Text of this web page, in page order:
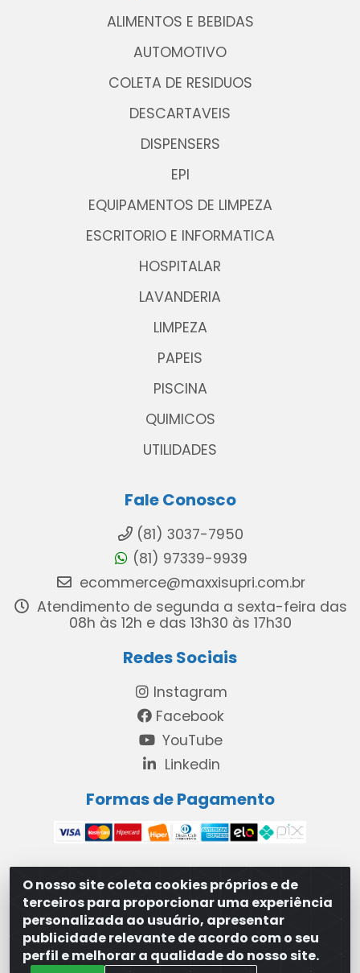
O nosso site coleta cookies próprios e de
terceiros para proporcionar uma experiência
personalizada ao usuário, apresentar
publicidade relevante de acordo com o seu
perfil e melhorar a qualidade do nosso site.
ALIMENTOS E BEBIDAS
AUTOMOTIVO
COLETA DE RESIDUOS
DESCARTAVEIS
DISPENSERS
EPI
EQUIPAMENTOS DE LIMPEZA
ESCRITORIO E INFORMATICA
HOSPITALAR
LAVANDERIA
LIMPEZA
PAPEIS
PISCINA
QUIMICOS
UTILIDADES
Fale Conosco
(81) 3037-7950
(81) 97339-9939
ecommerce@maxxisupri.com.br
Atendimento de segunda a sexta-feira das
08h às 12h e das 13h30 às 17h30
Redes Sociais
Instagram
Facebook
YouTube
Linkedin
Formas de Pagamento
MAXXISUPRI COMÉRCIO DE SANEANTES LTDA - Avenida
Antônio Cabral de Souza, 2872 - Maranguape II -
Paulista/PE - CEP 53.421-420 - 31.329.180/0001-83